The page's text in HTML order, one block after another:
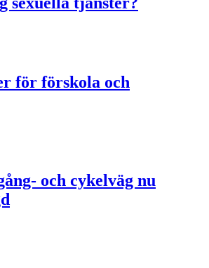
för förskola och
och cykelväg nu